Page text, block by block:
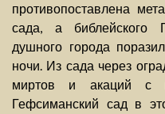
противопоставлена
сада, а библейского
душного города
ночи. Из сада через
миртов и акаций с
Гефсиманский сад в